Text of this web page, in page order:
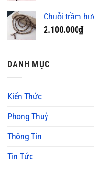
Chuỗi trầm
2.100.000₫
DANH MỤC
Kiến Thức
Phong Thuỷ
Thông Tin
Tin Tức